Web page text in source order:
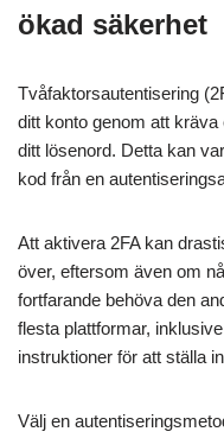
ökad säkerhet
Tvåfaktorsautentisering
ditt konto genom att
ditt lösenord. Detta kan
kod från en
Att aktivera 2FA kan
över, eftersom även om
fortfarande behöva den
flesta plattformar,
instruktioner för att ställa
Välj en